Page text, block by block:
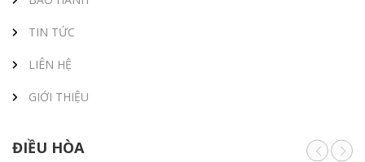
TIN TỨC
LIÊN HỆ
GIỚI THIỆU
ĐIỀU HÒA